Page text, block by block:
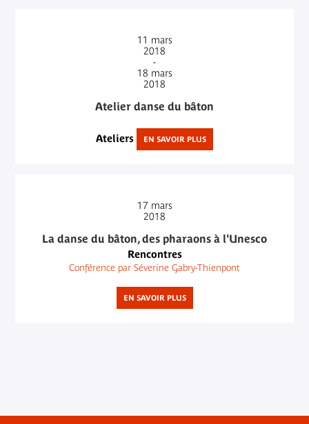
11 mars
2018
-
18 mars
2018
Atelier danse du bâton
Ateliers EN SAVOIR PLUS
17 mars
2018
La danse du bâton, des pharaons à l'Unesco
Rencontres
Conférence par Séverine Gabry-Thienpont
EN SAVOIR PLUS